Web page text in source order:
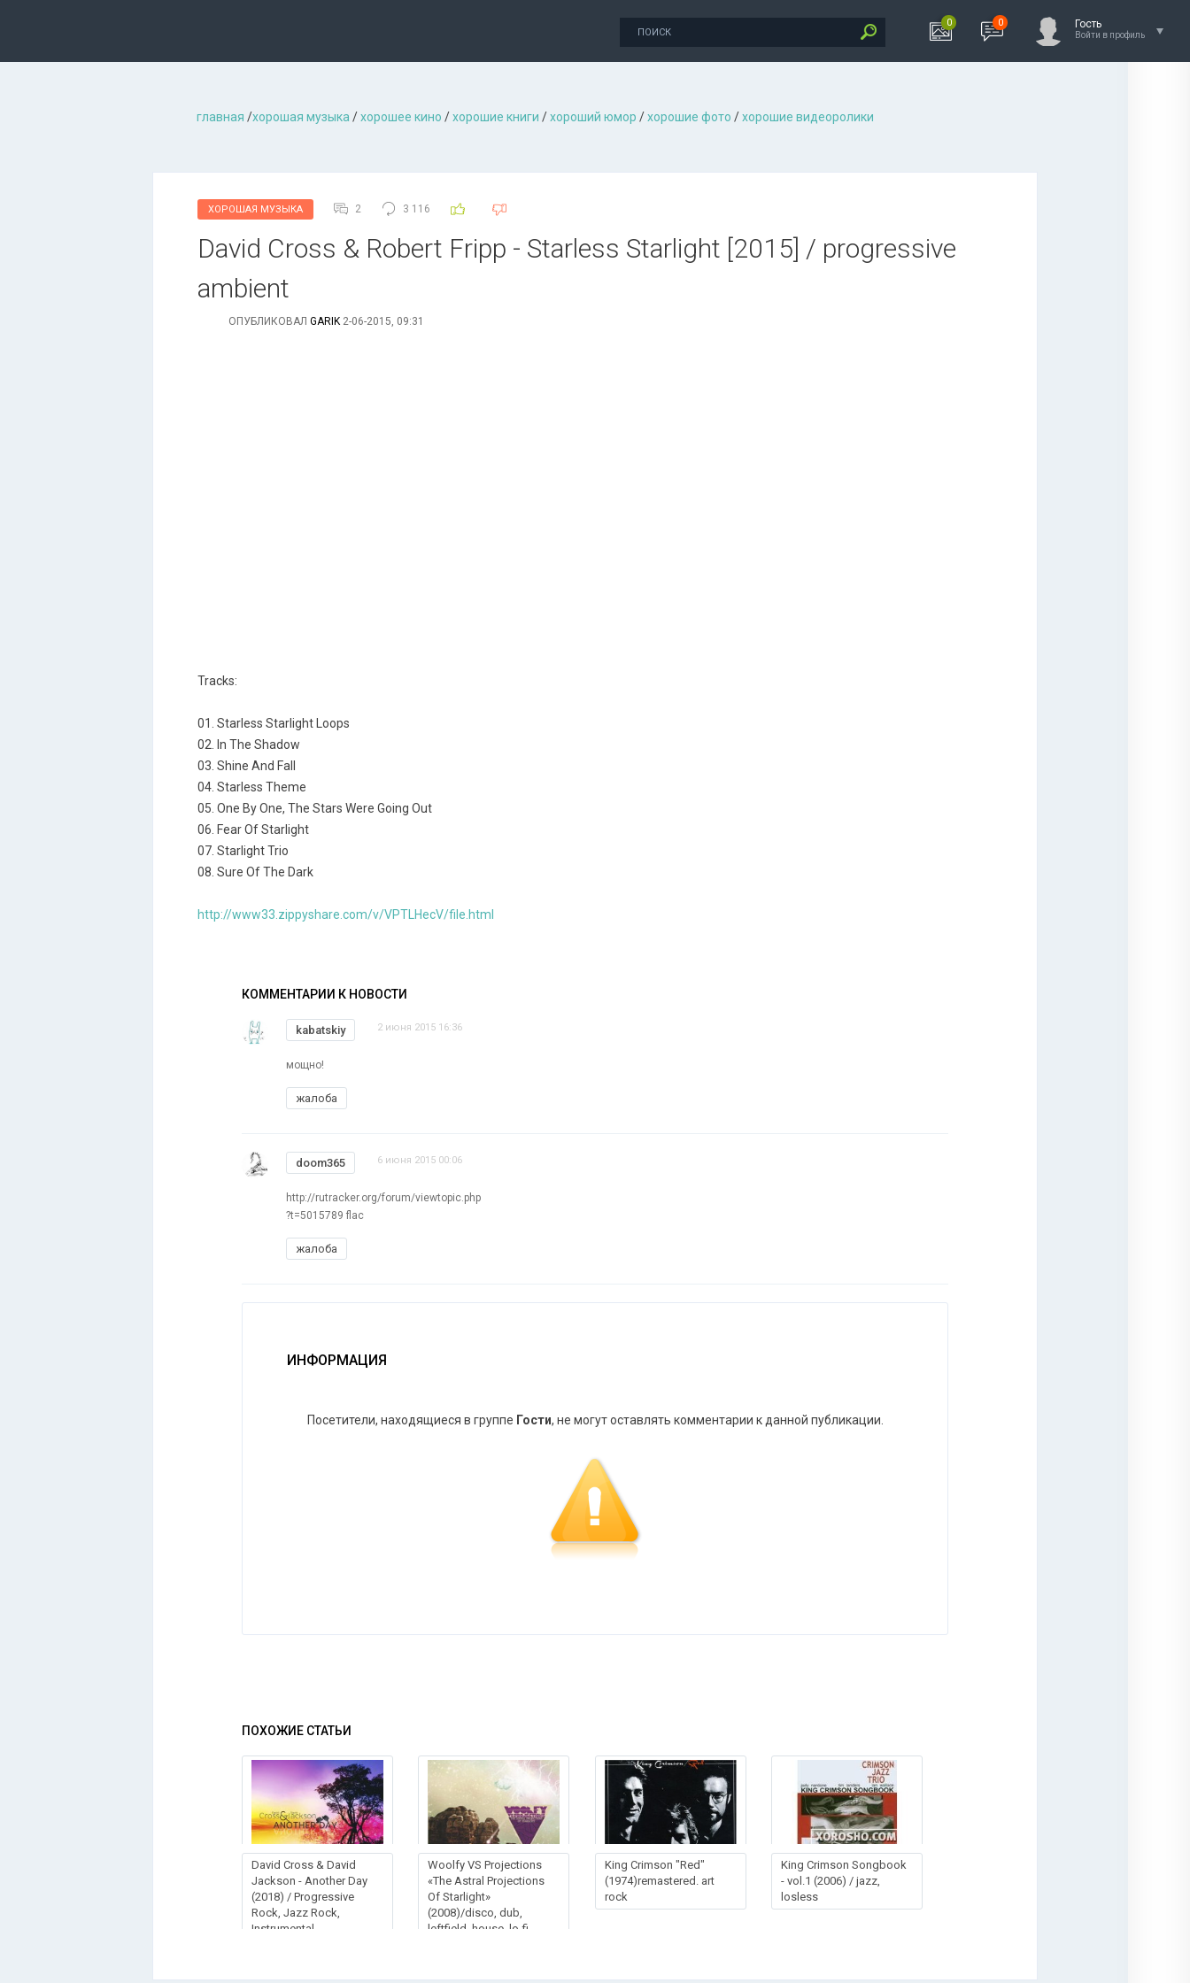
0 0 Гость
Войти в профиль
главная /хорошая музыкa /хорошее кино /хорошие книги /хороший юмор /хорошие фото /хорошие видеоролики
ХОРОШАЯ МУЗЫКА 2 3 116
David Cross & Robert Fripp - Starless Starlight [2015] / progressive
ambient
ОПУБЛИКОВАЛ GARIK 2-06-2015, 09:31
Tracks:
01. Starless Starlight Loops
02. In The Shadow
03. Shine And Fall
04. Starless Theme
05. One By One, The Stars Were Going Out
06. Fear Of Starlight
07. Starlight Trio
08. Sure Of The Dark
http://www33.zippyshare.com/v/VPTLHecV/file.html
КОММЕНТАРИИ К НОВОСТИ
kabatskiy 2 июня 2015 16:36
мощно!
жалоба
doom365 6 июня 2015 00:06
http://rutracker.org/forum/viewtopic.php
?t=5015789 flac
жалоба
ИНФОРМАЦИЯ
Посетители, находящиеся в группе Гости, не могут оставлять комментарии к данной публикации.
ПОХОЖИЕ СТАТЬИ
David Cross & David
Jackson - Another Day
(2018) / Progressive
Rock, Jazz Rock,
Instrumental
Woolfy VS Projections
«The Astral Projections
Of Starlight»
(2008)/disco, dub,
leftfield, house, lo-fi
King Crimson "Red"
(1974)remastered. art
rock
King Crimson Songbook
- vol.1 (2006) / jazz,
losless